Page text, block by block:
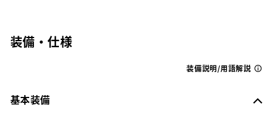
装備・仕様
装備説明/用語解説
基本装備